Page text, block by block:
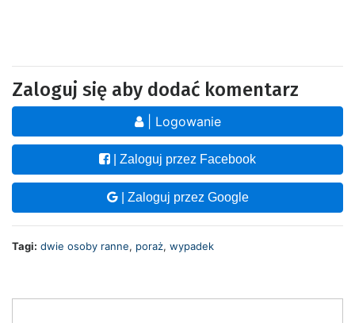
Zaloguj się aby dodać komentarz
| Logowanie
| Zaloguj przez Facebook
| Zaloguj przez Google
Tagi: dwie osoby ranne, poraż, wypadek